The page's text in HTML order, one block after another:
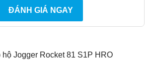
ĐÁNH GIÁ NGAY
hộ Jogger Rocket 81 S1P HRO